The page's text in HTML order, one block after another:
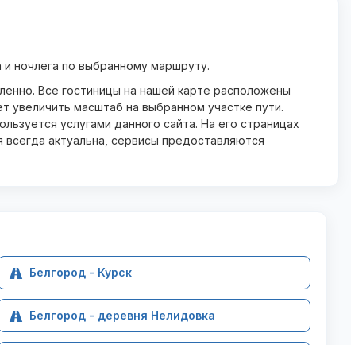
ночлега по выбранному маршруту.
Все гостиницы на нашей карте расположены
увеличить масштаб на выбранном участке пути.
услугами данного сайта. На его страницах
актуальна, сервисы предоставляются
Белгород - Курск
Белгород - деревня Нелидовка